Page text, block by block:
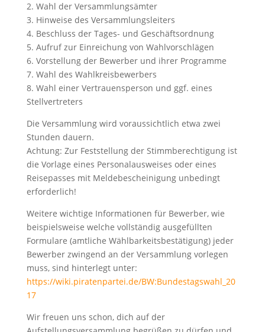
2. Wahl der Versammlungsämter
3. Hinweise des Versammlungsleiters
4. Beschluss der Tages- und Geschäftsordnung
5. Aufruf zur Einreichung von Wahlvorschlägen
6. Vorstellung der Bewerber und ihrer Programme
7. Wahl des Wahlkreisbewerbers
8. Wahl einer Vertrauensperson und ggf. eines
Stellvertreters
Die Versammlung wird voraussichtlich etwa zwei
Stunden dauern.
Achtung: Zur Feststellung der Stimmberechtigung ist
die Vorlage eines Personalausweises oder eines
Reisepasses mit Meldebescheinigung unbedingt
erforderlich!
Weitere wichtige Informationen für Bewerber, wie
beispielsweise welche vollständig ausgefüllten
Formulare (amtliche Wählbarkeitsbestätigung) jeder
Bewerber zwingend an der Versammlung vorlegen
muss, sind hinterlegt unter:
https://wiki.piratenpartei.de/BW:Bundestagswahl_20
17
Wir freuen uns schon, dich auf der